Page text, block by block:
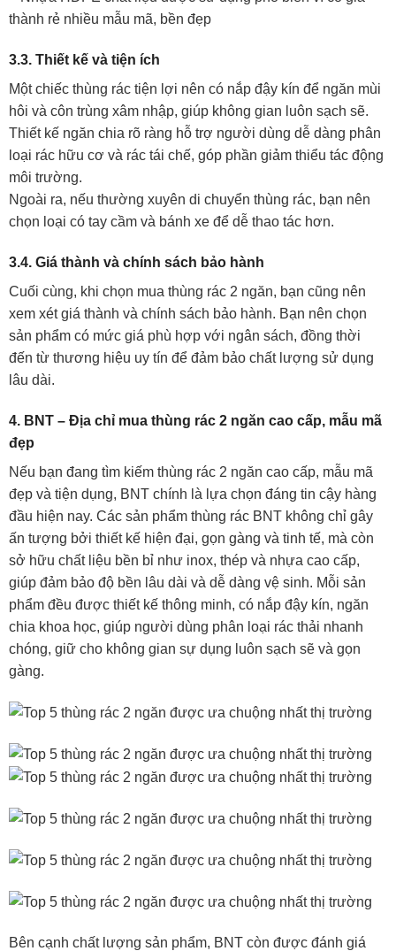
thành rẻ nhiều mẫu mã, bền đẹp
3.3. Thiết kế và tiện ích
Một chiếc thùng rác tiện lợi nên có nắp đậy kín để ngăn mùi
hôi và côn trùng xâm nhập, giúp không gian luôn sạch sẽ.
Thiết kế ngăn chia rõ ràng hỗ trợ người dùng dễ dàng phân
loại rác hữu cơ và rác tái chế, góp phần giảm thiểu tác động
môi trường.
Ngoài ra, nếu thường xuyên di chuyển thùng rác, bạn nên
chọn loại có tay cầm và bánh xe để dễ thao tác hơn.
3.4. Giá thành và chính sách bảo hành
Cuối cùng, khi chọn mua thùng rác 2 ngăn, bạn cũng nên
xem xét giá thành và chính sách bảo hành. Bạn nên chọn
sản phẩm có mức giá phù hợp với ngân sách, đồng thời
đến từ thương hiệu uy tín để đảm bảo chất lượng sử dụng
lâu dài.
4. BNT – Địa chỉ mua thùng rác 2 ngăn cao cấp, mẫu mã
đẹp
Nếu bạn đang tìm kiếm thùng rác 2 ngăn cao cấp, mẫu mã
đẹp và tiện dụng, BNT chính là lựa chọn đáng tin cậy hàng
đầu hiện nay. Các sản phẩm thùng rác BNT không chỉ gây
ấn tượng bởi thiết kế hiện đại, gọn gàng và tinh tế, mà còn
sở hữu chất liệu bền bỉ như inox, thép và nhựa cao cấp,
giúp đảm bảo độ bền lâu dài và dễ dàng vệ sinh. Mỗi sản
phẩm đều được thiết kế thông minh, có nắp đậy kín, ngăn
chia khoa học, giúp người dùng phân loại rác thải nhanh
chóng, giữ cho không gian sự dụng luôn sạch sẽ và gọn
gàng.
Bên cạnh chất lượng sản phẩm, BNT còn được đánh giá